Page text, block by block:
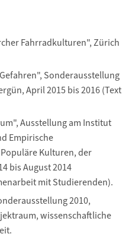
Fahrradkulturen", Zürich
Sonderausstellung
April 2015 bis 2016 (Text
Ausstellung am Institut
Empirische
Kulturen, der
bis August 2014
mit Studierenden).
2010,
wissenschaftliche